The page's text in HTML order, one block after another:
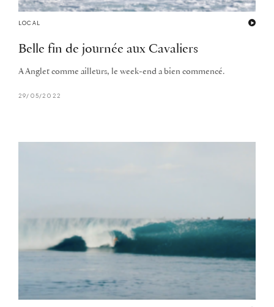
LOCAL
Belle fin de journée aux Cavaliers
A Anglet comme ailleurs, le week-end a bien commencé.
29/05/2022